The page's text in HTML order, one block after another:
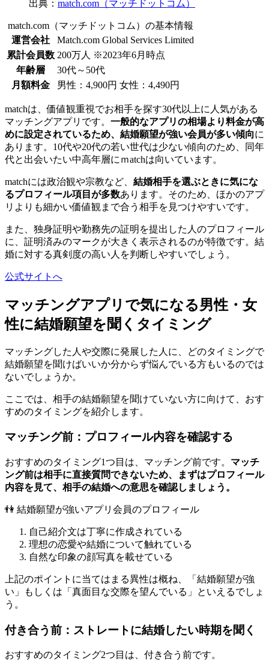
出典： match.com（マッチドットコム）
match.com（マッチドットコム）の基本情報
運営会社
Match.com Global Services Limited
累計会員数 200万人 ※2023年6月時点
年齢層
30代～50代
月額料金
男性：4,900円 女性：4,490円
matchは、価値観重視でお相手を探す30代以上に人気がある
マッチングアプリです。 一般的なアプリの相場より料金が高
めに設定されているため、結婚願望が強い会員が多い傾向に
あります。10代や20代の若い世代は少ない傾向のため、同年
代と出会いたい中高年層にｍatchは向いています。
matchには政治観や宗教など、 結婚相手を選ぶときに気にな
るプロフィール項目が多数あります。そのため、ほかのアプ
リよりも細かい価値観まで合う相手を見つけやすいです。
また、独身証明や勤務先の証明を提出した人のプロフィール
に、証明済みのマークが大きく表示されるのが特徴です。結
婚に対する真剣度の高い人を判断しやすいでしょう。
公式サイトへ
マッチングアプリで気になる男性・女
性に結婚願望を聞くタイミング
マッチングした人や交際に発展した人に、どのタイミングで
結婚願望を聞けばいいか分からず悩んでいる方もいるのでは
ないでしょうか。
ここでは、相手の結婚願望を聞けていない方に向けて、おす
すめのタイミングを紹介します。
マッチング前：プロフィール内容を確認する
おすすめのタイミング1つ目は、マッチング前です。 マッチ
ング前は相手に直接質問できないため、まずはプロフィール
内容を見て、相手の結婚への意思を確認しましょう。
👫 結婚願望が強いアプリ会員のプロフィール
自己紹介文は丁寧に作成されている
理想の恋愛や結婚について触れている
自然な印象の顔写真を載せている
上記のポイントに当てはまる異性は概ね、「結婚願望が強
い」もしくは「真面目な交際を望んでいる」といえるでしょ
う。
付き合う前：ストレートに結婚したい時期を聞く
おすすめのタイミング2つ目は、付き合う前です。